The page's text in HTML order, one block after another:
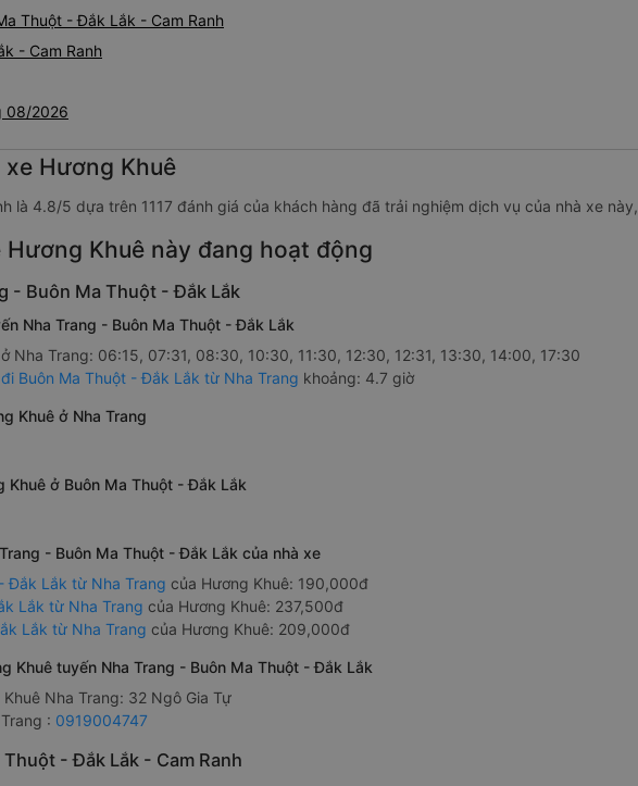
Thuột - Đắk Lắk - Cam Ranh
- Cam Ranh
08/2026
Hương Khuê
là 4.8/5 dựa trên 1117 đánh giá của khách hàng đã trải nghiệm dịch vụ của nhà xe này,
Khuê này đang hoạt động
- Buôn Ma Thuột - Đắk Lắk
Nha Trang - Buôn Ma Thuột - Đắk Lắk
Nha Trang: 06:15, 07:31, 08:30, 10:30, 11:30, 12:30, 12:31, 13:30, 14:00, 17:30
Buôn Ma Thuột - Đắk Lắk từ Nha Trang khoảng: 4.7 giờ
Khuê ở Nha Trang
Khuê ở Buôn Ma Thuột - Đắk Lắk
- Buôn Ma Thuột - Đắk Lắk của nhà xe
Đắk Lắk từ Nha Trang của Hương Khuê: 190,000đ
Lắk từ Nha Trang của Hương Khuê: 237,500đ
Lắk từ Nha Trang của Hương Khuê: 209,000đ
Khuê tuyến Nha Trang - Buôn Ma Thuột - Đắk Lắk
Nha Trang: 32 Ngô Gia Tự
: 0919004747
- Đắk Lắk - Cam Ranh